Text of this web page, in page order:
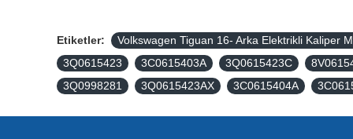
Etiketler: Volkswagen Tiguan 16- Arka Elektrikli Kaliper
3Q0615423
3C0615403A 3Q0615423C
3Q0998281
3Q0615423AX 3C0615404A